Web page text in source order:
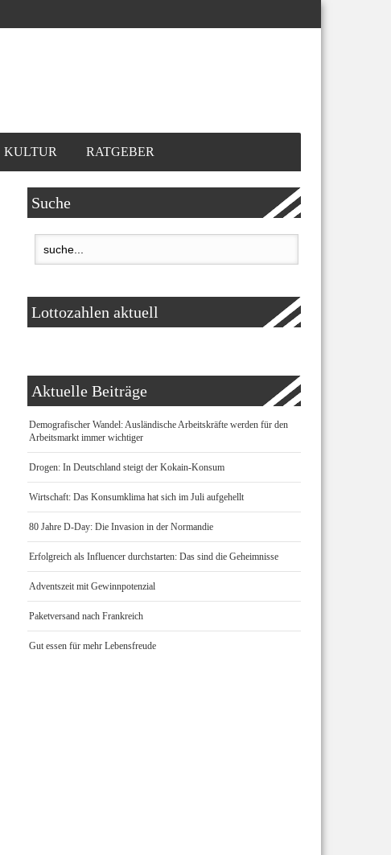
KULTUR RATGEBER
Suche
Lottozahlen aktuell
Aktuelle Beiträge
Demografischer Wandel: Ausländische Arbeitskräfte werden für den
Arbeitsmarkt immer wichtiger
Drogen: In Deutschland steigt der Kokain-Konsum
Wirtschaft: Das Konsumklima hat sich im Juli aufgehellt
80 Jahre D-Day: Die Invasion in der Normandie
Erfolgreich als Influencer durchstarten: Das sind die Geheimnisse
Adventszeit mit Gewinnpotenzial
Paketversand nach Frankreich
Gut essen für mehr Lebensfreude